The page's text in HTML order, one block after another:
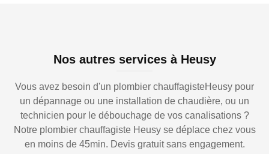
Nos autres services à Heusy
Vous avez besoin d'un plombier chauffagisteHeusy pour
un dépannage ou une installation de chaudière, ou un
technicien pour le débouchage de vos canalisations ?
Notre plombier chauffagiste Heusy se déplace chez vous
en moins de 45min. Devis gratuit sans engagement.